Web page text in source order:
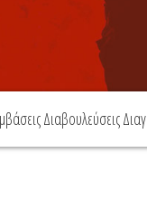
Διαβουλεύσεις